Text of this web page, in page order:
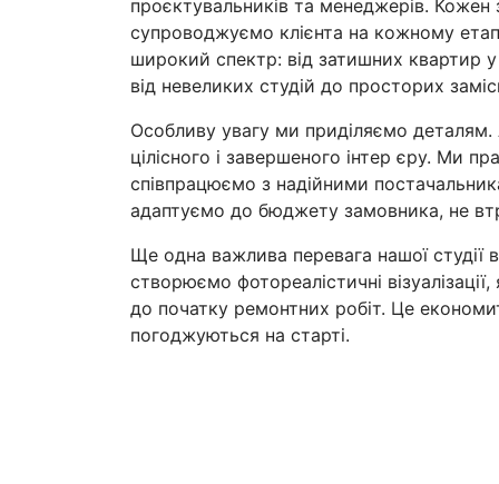
проєктувальників та менеджерів.
супроводжуємо клієнта на кожному
широкий спектр: від затишних квартир
від невеликих студій до просторих
Особливу увагу ми приділяємо
цілісного і завершеного інтер єру. Ми
співпрацюємо з надійними
адаптуємо до бюджету замовника, не
Ще одна важлива перевага нашої студії
створюємо фотореалістичні
до початку ремонтних робіт. Це
погоджуються на старті.